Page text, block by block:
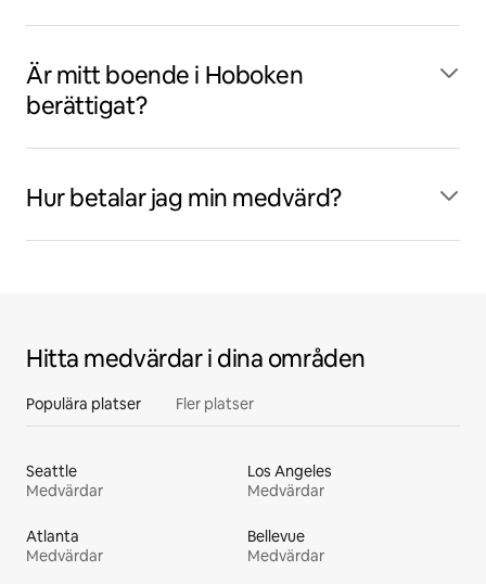
Är mitt boende i Hoboken
berättigat?
Hur betalar jag min medvärd?
Hitta medvärdar i dina områden
Populära platser Fler platser
Seattle
Medvärdar
Los Angeles
Medvärdar
Atlanta
Medvärdar
Bellevue
Medvärdar